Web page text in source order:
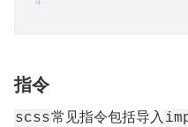
指令
scss常见指令包括导入